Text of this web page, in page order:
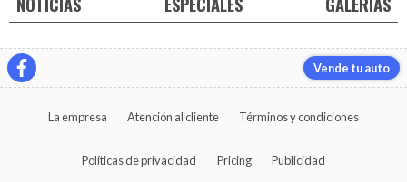
Vende tu auto
La empresa Atención al cliente Términos y condiciones
Políticas de privacidad Pricing Publicidad